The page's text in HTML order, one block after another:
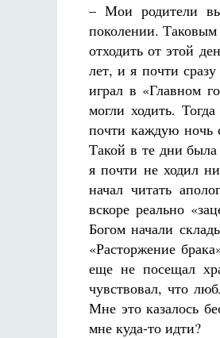
– Мои родители
поколении. Таковым
отходить от этой
лет, и я почти
играл в «Главном
могли ходить.
почти каждую ночь
Такой в те дни
я почти не ходил
начал читать
вскоре реально
Богом начали
«Расторжение
еще не посещал
чувствовал, что
Мне это казалось
мне куда-то идти?